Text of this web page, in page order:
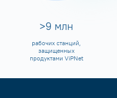
>10 млн
рабочих станций,
защищенных
продуктами ViPNet